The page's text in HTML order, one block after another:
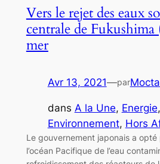
Vers le rejet des eaux
centrale de Fukushima
mer
Avr 13, 2021—par
dans A la Une, Energie
Environnement, Hors
Le gouvernement japonais a
l’océan Pacifique de l’eau